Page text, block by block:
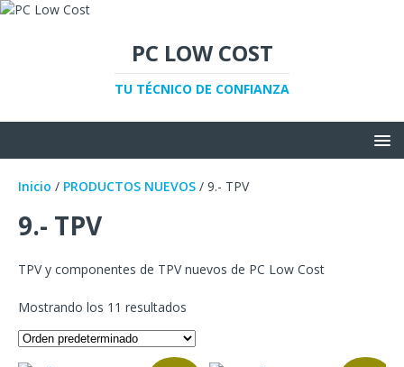
PC LOW COST
TU TÉCNICO DE CONFIANZA
Inicio / PRODUCTOS NUEVOS / 9.- TPV
9.- TPV
TPV y componentes de TPV nuevos de PC Low Cost
Mostrando los 11 resultados